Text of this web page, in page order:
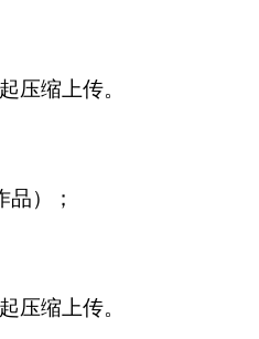
压缩上传。
）；
压缩上传。